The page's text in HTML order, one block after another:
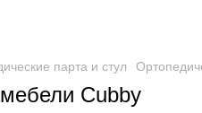
парта и стул
Cubby